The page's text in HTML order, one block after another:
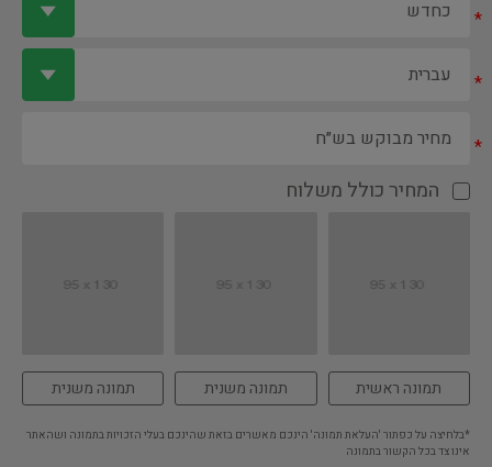
*
*
*
המחיר כולל משלוח
תמונה ראשית תמונה משנית תמונה משנית
*בלחיצה על כפתור 'העלאת תמונה' הינכם מאשרים בזאת שהינכם בעלי הזכויות בתמונה ושהאתר
אינו צד בכל הקשור בתמונה